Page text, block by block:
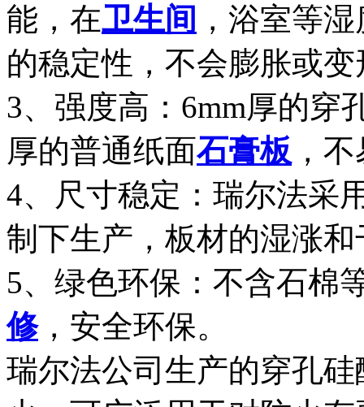
能，在卫生间 ，浴室等
的稳定性，不会膨胀或变
3、强度高：6mm厚的穿
厚的普通纸面石膏板 ，
4、尺寸稳定：瑞尔法采
制下生产，板材的湿涨
5、绿色环保：不含石棉
修，安全环保。
瑞尔法公司生产的穿孔